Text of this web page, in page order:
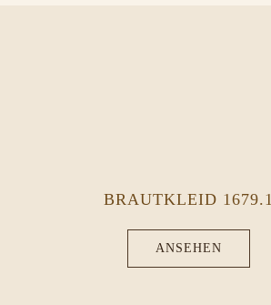
BRAUTKLEID 1679.1
ANSEHEN